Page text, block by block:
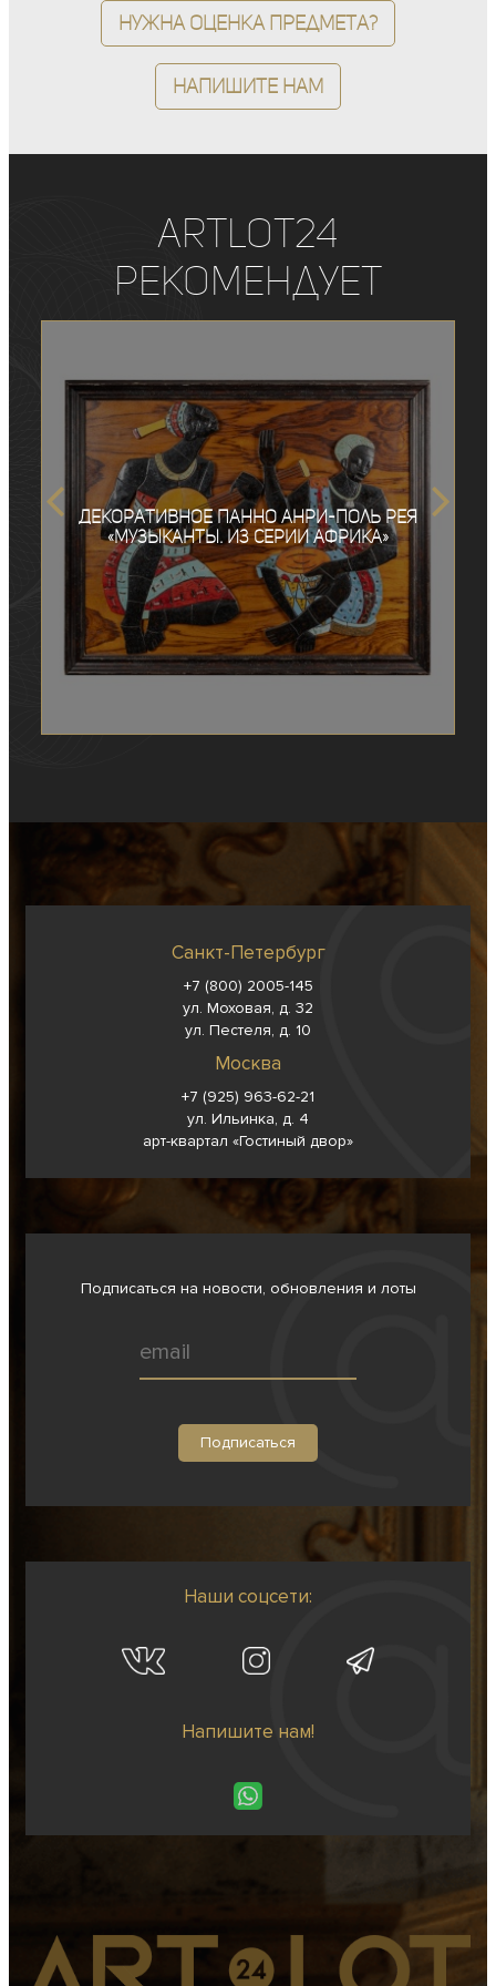
Нужна оценка предмета?
Напишите нам
ArtLot24
рекомендует
Декоративное панно Анри-Поль Рея
«Музыканты. Из серии Африка»
Санкт-Петербург
+7 (800) 2005-145
ул. Моховая, д. 32
ул. Пестеля, д. 10
Москва
+7 (925) 963-62-21
ул. Ильинка, д. 4
арт-квартал «Гостиный двор»
Подписаться на новости, обновления и лоты
Наши соцсети:
Напишите нам!